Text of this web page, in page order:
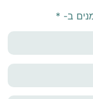
ב- *